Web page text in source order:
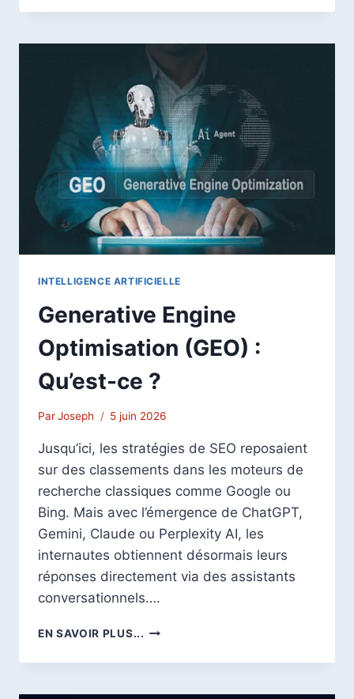
ALTERNATIVES
CHATGPT
À
UTILISER
EN
2026
INTELLIGENCE ARTIFICIELLE
Generative Engine
Optimisation (GEO) :
Qu’est-ce ?
ParJoseph 5 juin 2026
Jusqu’ici, les stratégies de SEO reposaient
sur des classements dans les moteurs de
recherche classiques comme Google ou
Bing. Mais avec l’émergence de ChatGPT,
Gemini, Claude ou Perplexity AI, les
internautes obtiennent désormais leurs
réponses directement via des assistants
conversationnels….
EN SAVOIR PLUS... GENERATIVE
OPTIMISATION
: